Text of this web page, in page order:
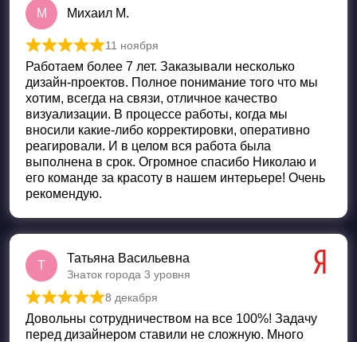
М Михаил М.
Оценка5 из 5
11 ноября
Работаем более 7 лет. Заказывали несколько
дизайн-проектов. Полное понимание того что мы
хотим, всегда на связи, отличное качество
визуализации. В процессе работы, когда мы
вносили какие-либо корректировки, оперативно
реагировали. И в целом вся работа была
выполнена в срок. Огромное спасибо Николаю и
его команде за красоту в нашем интерьере! Очень
рекомендую.
Т
Татьяна Васильевна
Знаток города 3 уровня
Оценка 5из 5
8 декабря
Довольны сотрудничеством на все 100%! Задачу
перед дизайнером ставили не сложную. Много